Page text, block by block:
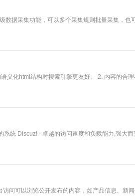
据采集功能，可以多个采集规则批量采集，也
义化html结构对搜索引擎更友好。 2. 内容的合
统 Discuz! - 卓越的访问速度和负载能力,强大
问可以浏览公开发布的内容，如产品信息、新